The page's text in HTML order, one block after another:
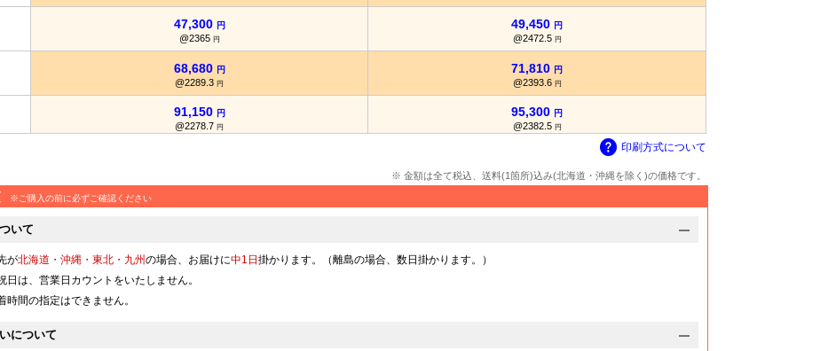
47,300 円
@2365 円
49,450 円
@2472.5 円
68,680 円
@2289.3円
71,810 円
@2393.6 円
91,150 円
@2278.7円
95,300 円
@2382.5 円
印刷方式について
※ 金額は全て税込、送料(1箇所)込み(北海道・沖縄を除く)の価格です。
※ご購入の前に必ずご確認ください
いて
が北海道・沖縄・東北・九州の場合、お届けに中1日掛かります。（離島の場合、数日掛かります。）
日は、営業日カウントをいたしません。
時間の指定はできません。
について